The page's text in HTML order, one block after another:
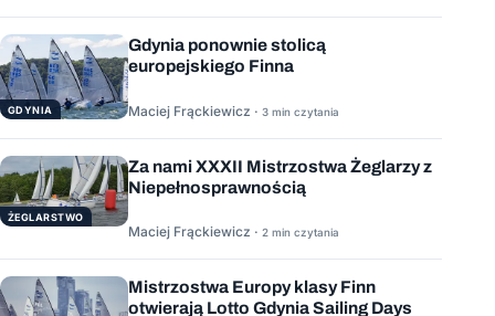
GDYNIA
Gdynia ponownie stolicą
europejskiego Finna
Maciej Frąckiewicz · 3 min czytania
ŻEGLARSTWO
Za nami XXXII Mistrzostwa Żeglarzy z
Niepełnosprawnością
Maciej Frąckiewicz · 2 min czytania
Mistrzostwa Europy klasy Finn
otwierają Lotto Gdynia Sailing Days